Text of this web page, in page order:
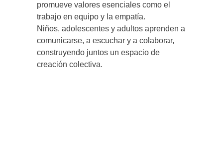
promueve valores esenciales como el
trabajo en equipo y la empatía.
Niños, adolescentes y adultos aprenden a
comunicarse, a escuchar y a colaborar,
construyendo juntos un espacio de
creación colectiva.